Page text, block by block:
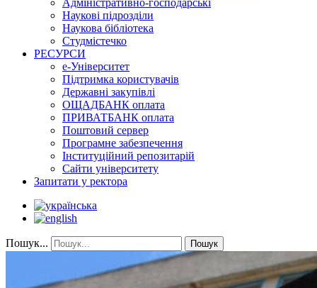
Наукові підрозділи
Наукова бібліотека
Студмістечко
РЕСУРСИ
е-Університет
Підтримка користувачів
Державні закупівлі
ОЩАДБАНК оплата
ПРИВАТБАНК оплата
Поштовий сервер
Програмне забезпечення
Інституційний репозитарій
Сайти університету
Запитати у ректора
Пошук... Пошук